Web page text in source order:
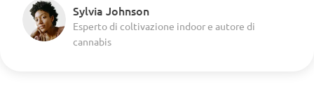
Sylvia Johnson
Esperto di coltivazione indoor e autore di
cannabis